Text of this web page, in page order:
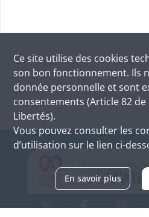
Ce site utilise des cookies
son bon fonctionnement. Ils
donnée personnelle et sont
consentements (Article 82
Libertés).
Vous pouvez consulter les
d’utilisation sur le lien ci-
En savoir plus